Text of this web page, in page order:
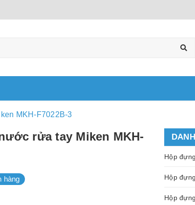
MKH-F7022B-3
rửa tay Miken MKH-
hàng
Hộp
Hộp
Hộp